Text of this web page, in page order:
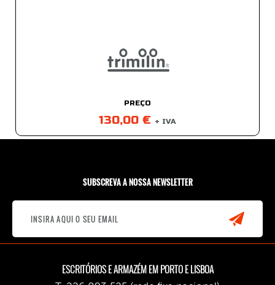
PREÇO
130,00 € + IVA
SUBSCREVA A NOSSA NEWSLETTER
ESCRITÓRIOS E ARMAZÉM EM PORTO E LISBOA